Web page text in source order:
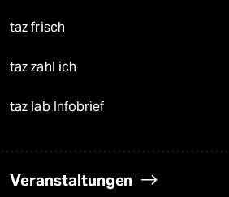
taz frisch
taz zahl ich
taz lab Infobrief
Veranstaltungen